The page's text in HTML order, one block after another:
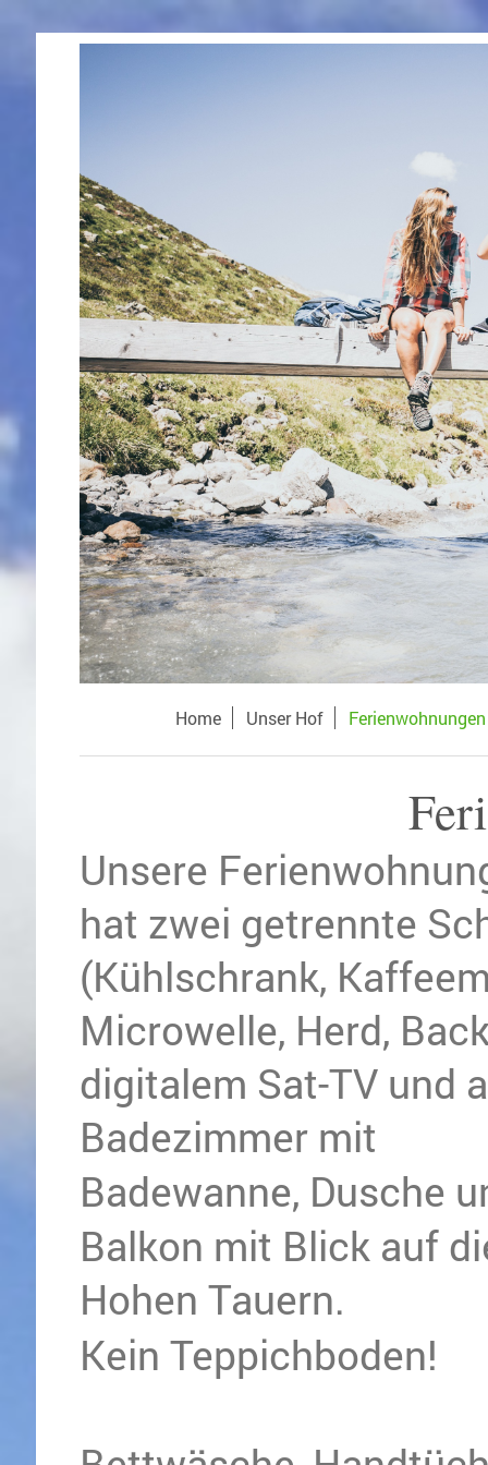
Home Unser Hof Ferienwohnungen
Unsere
hat zwei getrennte
(Kühlschrank,
Microwelle, Herd,
digitalem Sat-TV und
Badezimmer mit
Badewanne, Dusche
Balkon mit Blick auf
Hohen Tauern.
Kein Teppichboden!